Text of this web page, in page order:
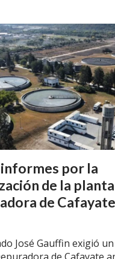
por la
de la planta
de Cafayate
José Gauffin exigió